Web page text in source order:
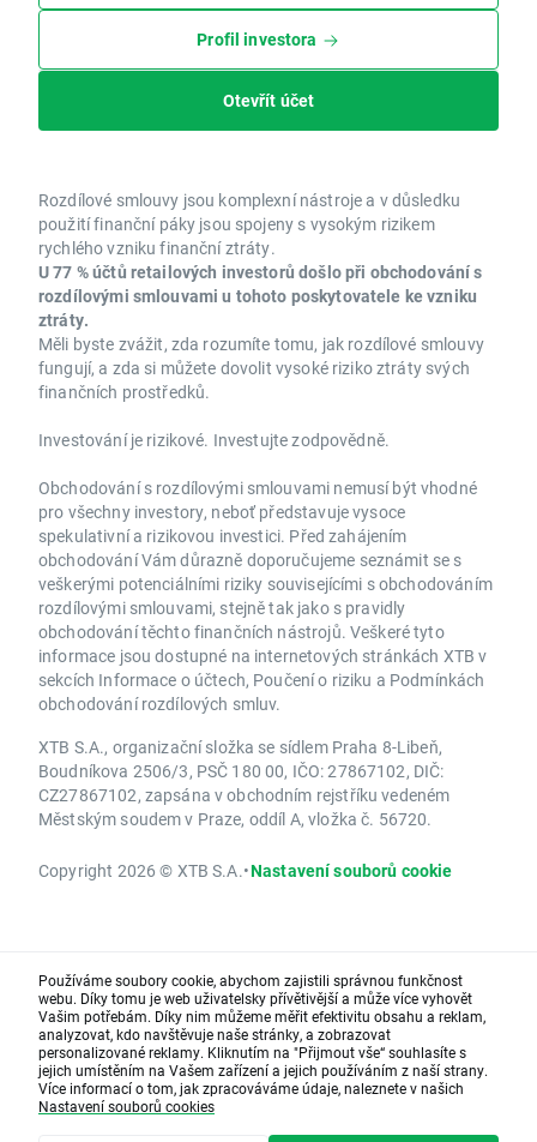
Profil investora
Otevřít účet
Rozdílové smlouvy jsou komplexní nástroje a v důsledku
použití finanční páky jsou spojeny s vysokým rizikem
rychlého vzniku finanční ztráty.
U 77 % účtů retailových investorů došlo při obchodování s
rozdílovými smlouvami u tohoto poskytovatele ke vzniku
ztráty.
Měli byste zvážit, zda rozumíte tomu, jak rozdílové smlouvy
fungují, a zda si můžete dovolit vysoké riziko ztráty svých
finančních prostředků.
Investování je rizikové. Investujte zodpovědně.
Obchodování s rozdílovými smlouvami nemusí být vhodné
pro všechny investory, neboť představuje vysoce
spekulativní a rizikovou investici. Před zahájením
obchodování Vám důrazně doporučujeme seznámit se s
veškerými potenciálními riziky souvisejícími s obchodováním
rozdílovými smlouvami, stejně tak jako s pravidly
obchodování těchto finančních nástrojů. Veškeré tyto
informace jsou dostupné na internetových stránkách XTB v
sekcích Informace o účtech, Poučení o riziku a Podmínkách
obchodování rozdílových smluv.
XTB S.A., organizační složka se sídlem Praha 8-Libeň,
Boudníkova 2506/3, PSČ 180 00, IČO: 27867102, DIČ:
CZ27867102, zapsána v obchodním rejstříku vedeném
Městským soudem v Praze, oddíl A, vložka č. 56720.
Copyright 2026 © XTB S.A.•Nastavení souborů cookie
Používáme soubory cookie, abychom zajistili správnou funkčnost
webu. Díky tomu je web uživatelsky přívětivější a může více vyhovět
Vašim potřebám. Díky nim můžeme měřit efektivitu obsahu a reklam,
analyzovat, kdo navštěvuje naše stránky, a zobrazovat
personalizované reklamy. Kliknutím na "Přijmout vše“ souhlasíte s
jejich umístěním na Vašem zařízení a jejich používáním z naší strany.
Více informací o tom, jak zpracováváme údaje, naleznete v našich
Nastavení souborů cookies